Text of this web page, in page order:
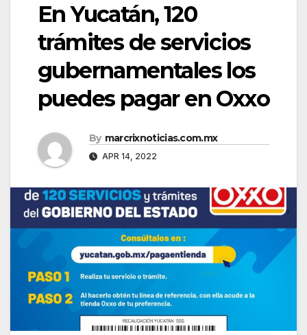
En Yucatán, 120
trámites de servicios
gubernamentales los
puedes pagar en Oxxo
By marcrixnoticias.com.mx
APR 14, 2022